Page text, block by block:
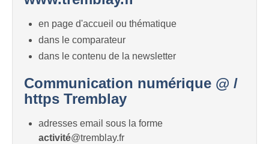
en page d'accueil ou thématique
dans le comparateur
dans le contenu de la newsletter
Communication numérique @ /
https Tremblay
adresses email sous la forme
activité@tremblay.fr